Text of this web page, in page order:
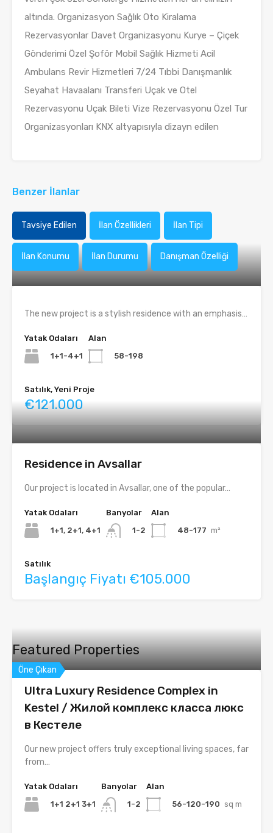
altında. Organizasyon Sağlık Oto Kiralama
Rezervasyonlar Davet Organizasyonu Kurye – Çiçek
Gönderimi Özel Şoför Mobil Sağlık Hizmeti Acil
Ambulans Revir Hizmetleri 7/24 Tıbbi Danışmanlık
Seyahat Havaalanı Transferi Uçak ve Otel
Rezervasyonu Uçak Bileti Vize Rezervasyonu Özel Tur
Organizasyonları KNX altyapısıyla dizayn edilen
Benzer İlanlar
Tavsiye Edilen İlan Özellikleri İlan Tipi
İlan Konumu İlan Durumu Danışman Özelliği
The new project is a stylish residence with an emphasis…
Yatak Odaları
1+1-4+1
Alan
58-198
Satılık, Yeni Proje
€121.000
Residence in Avsallar
Our project is located in Avsallar, one of the popular…
Yatak Odaları
1+1, 2+1, 4+1
Banyolar
1-2
Alan
48-177 m²
Satılık
Başlangıç Fiyatı €105.000
Featured Properties
Öne Çıkan
Ultra Luxury Residence Complex in
Kestel / Жилой комплекс класса люкс
в Кестеле
Our new project offers truly exceptional living spaces, far
from…
Yatak Odaları
1+1 2+1 3+1
Banyolar
1-2
Alan
56-120-190 sq m